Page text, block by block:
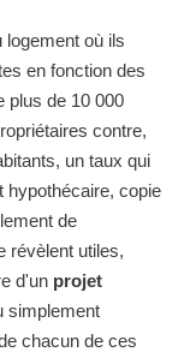
logement où ils
en fonction des
plus de 10 000
contre,
un taux qui
hypothécaire, copie
de
révèlent utiles,
d'un projet
simplement
chacun de ces